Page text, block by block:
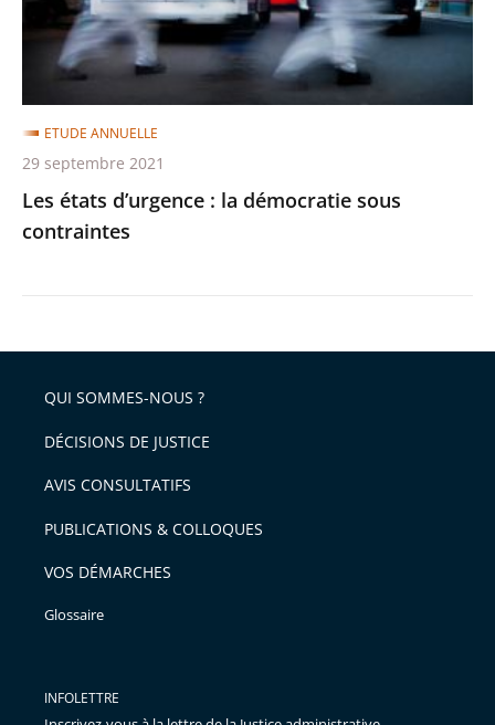
contraintes
Les états d’urgence : la démocratie sous
contraintes
ETUDE ANNUELLE
29 septembre 2021
QUI SOMMES-NOUS ?
DÉCISIONS DE JUSTICE
AVIS CONSULTATIFS
PUBLICATIONS & COLLOQUES
VOS DÉMARCHES
Glossaire
INFOLETTRE